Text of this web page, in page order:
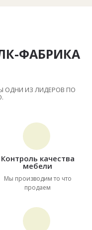
ФАБРИКА
ОДНИ ИЗ ЛИДЕРОВ ПО
Контроль качества
мебели
Мы производим то что
продаем